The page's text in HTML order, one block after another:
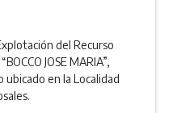
del Recurso
JOSE MARIA”,
en la Localidad